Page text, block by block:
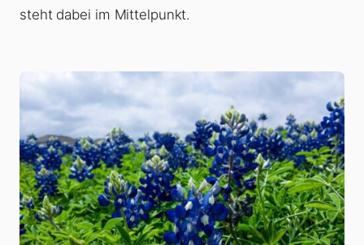
steht dabei im Mittelpunkt.